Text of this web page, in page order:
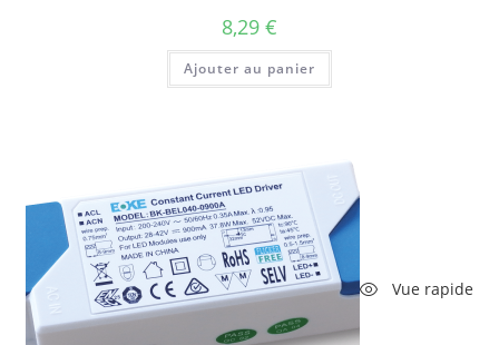
8,29 €
Ajouter au panier
Vue rapide